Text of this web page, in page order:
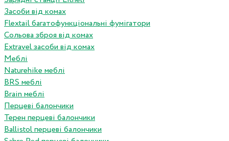
Засоби від комах
Flextail багатофункціональні фумігатори
Сольова зброя від комах
Extravel засоби від комах
Меблі
Naturehike меблі
BRS меблі
Brain меблі
Перцеві балончики
Терен перцеві балончики
Ballistol перцеві балончики